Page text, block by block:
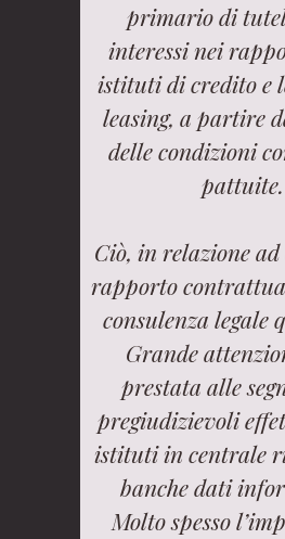
primario di
interessi nei
istituti di credito e
leasing, a partire
delle condizioni
pattuite.
Ciò, in relazione
rapporto
consulenza legale
Grande
prestata alle
pregiudizievoli
istituti in centrale
banche dati
Molto spesso